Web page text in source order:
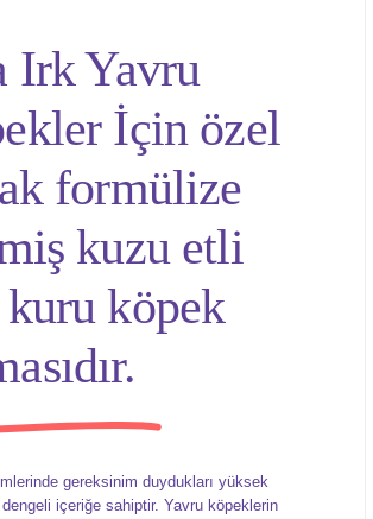
Irk Yavru
İçin özel
formülize
kuzu etli
köpek
gereksinim duydukları yüksek
içeriğe sahiptir. Yavru köpeklerin